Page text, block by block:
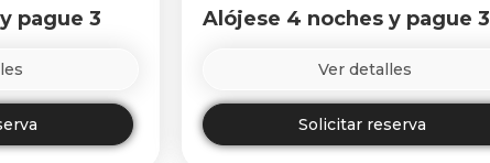
pague 3 Alójese 4 noches y pague 3
Ver detalles
Solicitar reserva